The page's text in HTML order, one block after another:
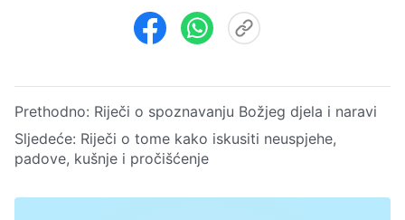
Prethodno: Riječi o spoznavanju Božjeg djela i naravi
Sljedeće: Riječi o tome kako iskusiti neuspjehe,
padove, kušnje i pročišćenje